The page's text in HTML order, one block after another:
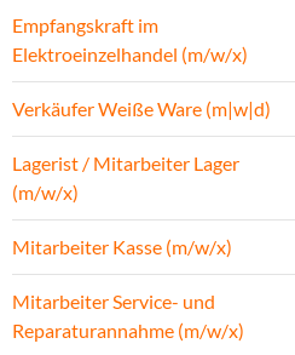
Empfangskraft im
Elektroeinzelhandel (m/w/x)
Verkäufer Weiße Ware (m|w|d)
Lagerist / Mitarbeiter Lager
(m/w/x)
Mitarbeiter Kasse (m/w/x)
Mitarbeiter Service- und
Reparaturannahme (m/w/x)